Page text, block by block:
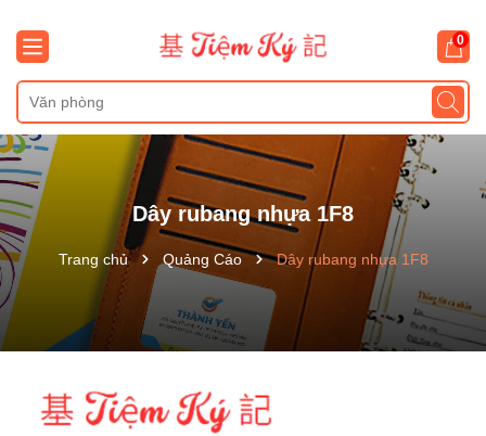
0
Dây rubang nhựa 1F8
Trang chủ Quảng Cáo Dây rubang nhựa 1F8